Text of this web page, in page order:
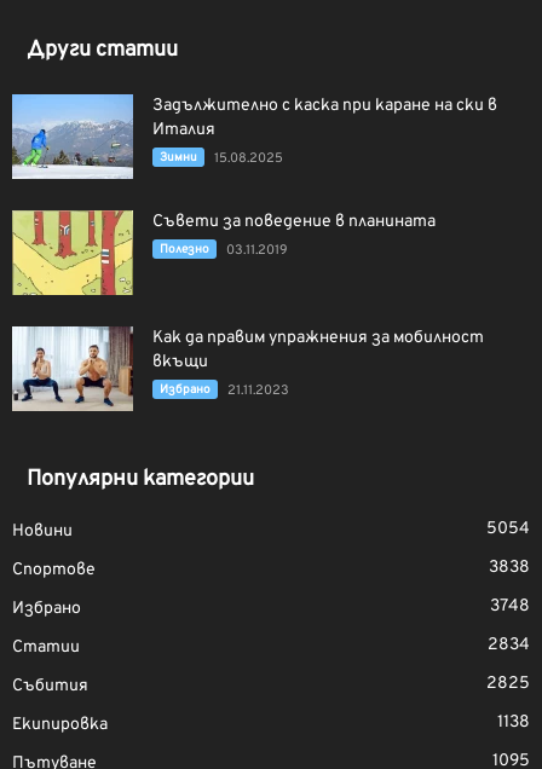
Други статии
Задължително с каска при каране на ски в
Италия
Зимни 15.08.2025
Съвети за поведение в планината
Полезно 03.11.2019
Как да правим упражнения за мобилност
вкъщи
Избрано 21.11.2023
Популярни категории
Новини
5054
Спортове
3838
Избрано
3748
Статии
2834
Събития
2825
Екипировка
1138
Пътуване
1095